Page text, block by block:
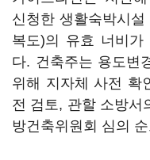
신청한 생활숙박시
복도)의 유효 너비가
다. 건축주는 용도변
위해 지자체 사전 확
전 검토, 관할 소방서
방건축위원회 심의